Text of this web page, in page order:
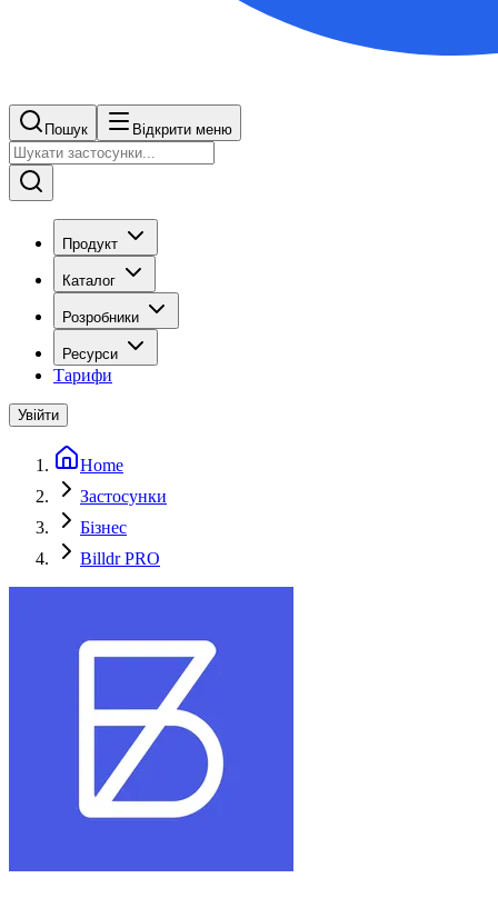
Пошук Відкрити меню
Продукт
Каталог
Розробники
Ресурси
Тарифи
Увійти
Home
Застосунки
Бізнес
Billdr PRO